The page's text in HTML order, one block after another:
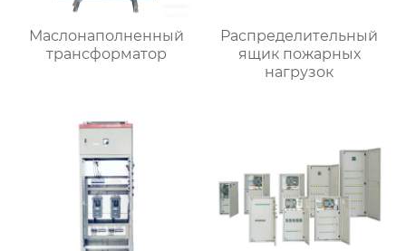
Маслонаполненный
трансформатор
Распределительный
ящик пожарных
нагрузок